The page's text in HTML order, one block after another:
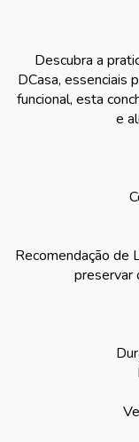
Descubra a
DCasa, essenciais
funcional, esta
e
Recomendação de
preservar